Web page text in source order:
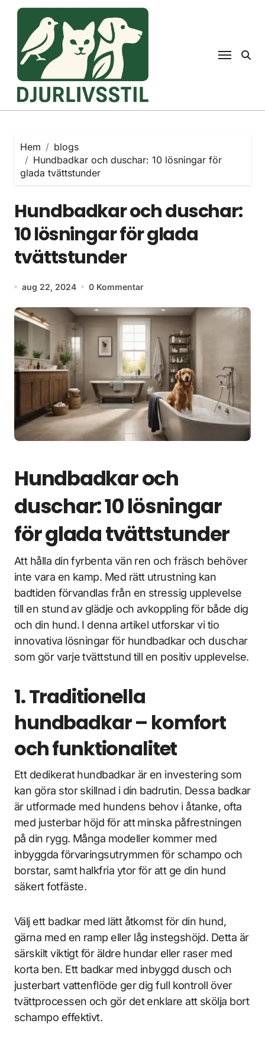
Hoppa
innehåll
Hem
blogs
Hundbadkar och duschar: 10 lösningar för
glada tvättstunder
Hundbadkar och duschar:
10 lösningar för glada
tvättstunder
aug 22, 2024 0 Kommentar
Hundbadkar och
duschar: 10 lösningar
för glada tvättstunder
Att hålla din fyrbenta vän ren och fräsch behöver
inte vara en kamp. Med rätt utrustning kan
badtiden förvandlas från en stressig upplevelse
till en stund av glädje och avkoppling för både dig
och din hund. I denna artikel utforskar vi tio
innovativa lösningar för hundbadkar och duschar
som gör varje tvättstund till en positiv upplevelse.
1. Traditionella
hundbadkar – komfort
och funktionalitet
Ett dedikerat hundbadkar är en investering som
kan göra stor skillnad i din badrutin. Dessa badkar
är utformade med hundens behov i åtanke, ofta
med justerbar höjd för att minska påfrestningen
på din rygg. Många modeller kommer med
inbyggda förvaringsutrymmen för schampo och
borstar, samt halkfria ytor för att ge din hund
säkert fotfäste.
Välj ett badkar med lätt åtkomst för din hund,
gärna med en ramp eller låg instegshöjd. Detta är
särskilt viktigt för äldre hundar eller raser med
korta ben. Ett badkar med inbyggd dusch och
justerbart vattenflöde ger dig full kontroll över
tvättprocessen och gör det enklare att skölja bort
schampo effektivt.